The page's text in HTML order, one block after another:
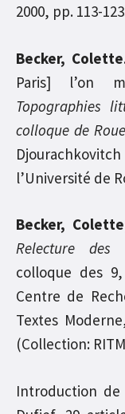
2000, pp. 113-
Becker, Colette
Paris] l’on
Topographies
colloque de
l’Université de
Becker, Colette
Relecture des
colloque des
Centre de
Textes
(Collection:
Introduction